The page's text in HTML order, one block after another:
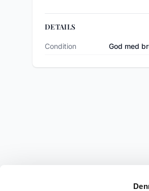
DETAILS
Condition God med